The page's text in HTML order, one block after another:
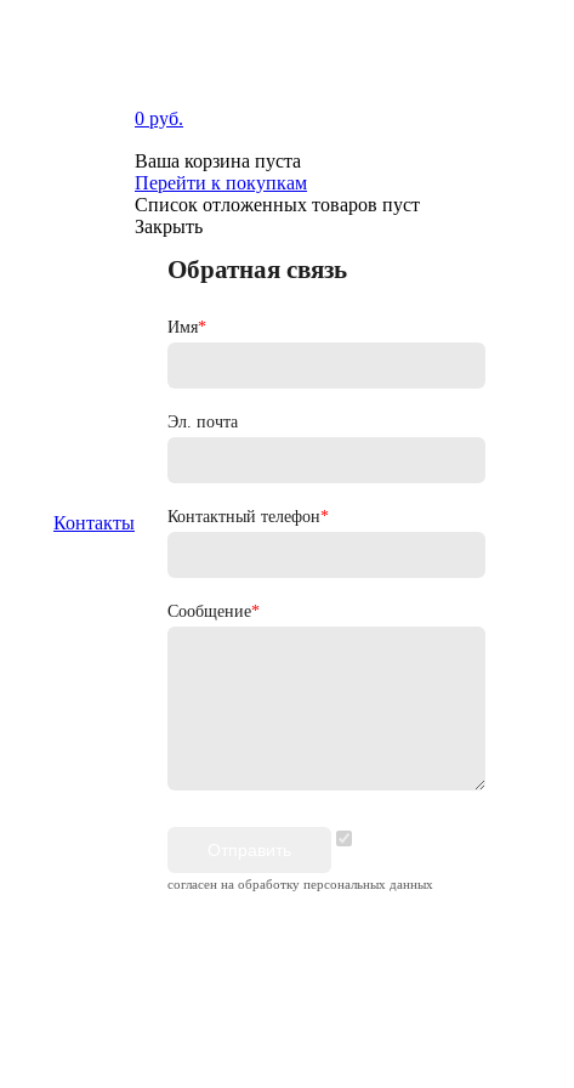
Контакты
0 руб.
Ваша корзина пуста
Перейти к покупкам
Список отложенных товаров пуст
Закрыть
Обратная связь
Имя*
Эл. почта
Контактный телефон*
Сообщение*
согласен на обработку персональных данных